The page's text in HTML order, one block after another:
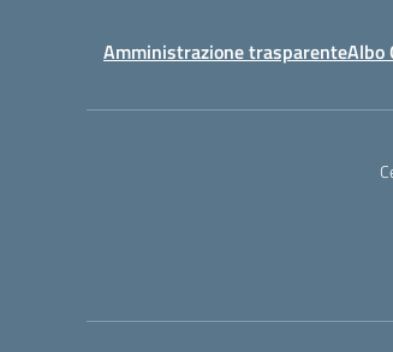
Amministrazione trasparenteAlbo